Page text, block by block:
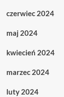
czerwiec 2024
maj 2024
kwiecień 2024
marzec 2024
luty 2024